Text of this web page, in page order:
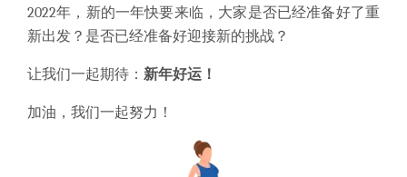
2022年，新的一年快要来临，大家是否已经准备好了重
新出发？是否已经准备好迎接新的挑战？
让我们一起期待： 新年好运！
加油，我们一起努力！